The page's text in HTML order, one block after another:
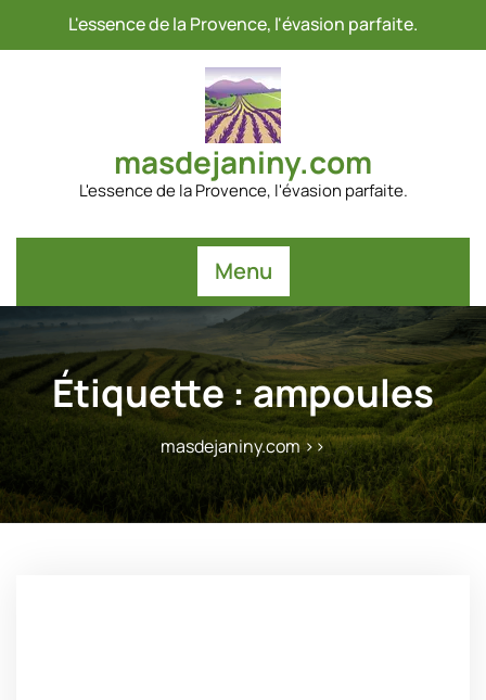
L'essence de la Provence, l'évasion parfaite.
masdejaniny.com
L'essence de la Provence, l'évasion parfaite.
Menu
Étiquette :ampoules
masdejaniny.com>>